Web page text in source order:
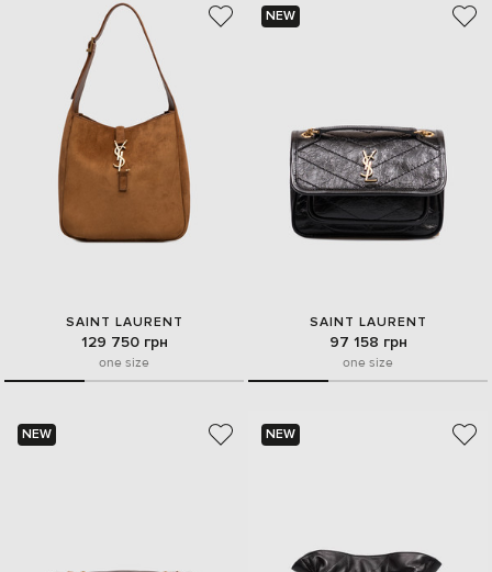
SAINT LAURENT
129 750 грн
one size
NEW
SAINT LAURENT
97 158 грн
one size
NEW NEW